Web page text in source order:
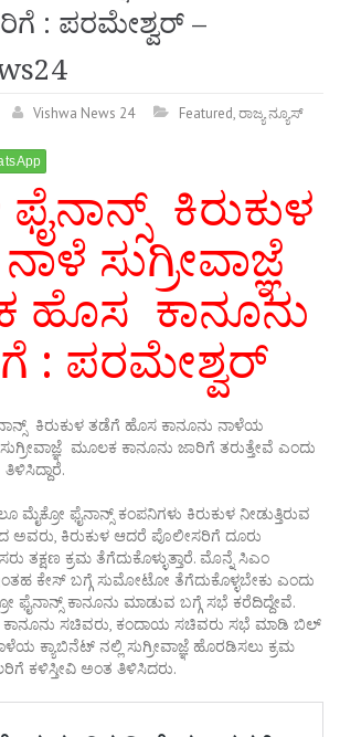
: ಪರಮೇಶ್ವರ್ –
Vishwa News 24 Featured,ರಾಜ್ಯ ನ್ಯೂಸ್
ಕಿರುಕುಳ
ಸುಗ್ರೀವಾಜ್ಞೆ
ಹೊಸ ಕಾನೂನು
: ಪರಮೇಶ್ವರ್
ಕಿರುಕುಳ ತಡೆಗೆ ಹೊಸ ಕಾನೂನು ನಾಳೆಯ
ಮೂಲಕ ಕಾನೂನು ಜಾರಿಗೆ ತರುತ್ತೇವೆ ಎಂದು
ಫೈನಾನ್ಸ್ ಕಂಪನಿಗಳು ಕಿರುಕುಳ ನೀಡುತ್ತಿರುವ
ಅವರು, ಕಿರುಕುಳ ಆದರೆ ಪೊಲೀಸರಿಗೆ ದೂರು
ತಕ್ಷಣ ಕ್ರಮ ತೆಗೆದುಕೊಳ್ಳುತ್ತಾರೆ. ಮೊನ್ನೆ ಸಿಎಂ
ಕೇಸ್ ಬಗ್ಗೆ ಸುಮೋಟೋ ತೆಗೆದುಕೊಳ್ಳಬೇಕು ಎಂದು
ಫೈನಾನ್ಸ್ ಕಾನೂನು ಮಾಡುವ ಬಗ್ಗೆ ಸಭೆ ಕರೆದಿದ್ದೇವೆ.
ಕಾನೂನು ಸಚಿವರು, ಕಂದಾಯ ಸಚಿವರು ಸಭೆ ಮಾಡಿ ಬಿಲ್
ಕ್ಯಾಬಿನೆಟ್ ನಲ್ಲಿ ಸುಗ್ರೀವಾಜ್ಞೆ ಹೊರಡಿಸಲು ಕ್ರಮ
ಕಳಿಸ್ತೀವಿ ಅಂತ ತಿಳಿಸಿದರು.